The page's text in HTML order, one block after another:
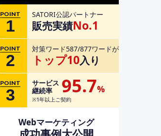
POINT
1
SATORI公認パートナー
販売実績No.1
POINT
2
対策ワード587/877ワードが
トップ10入り
POINT
3
サービス
継続率
95.7%
※1年以上ご契約
Webマーケティング